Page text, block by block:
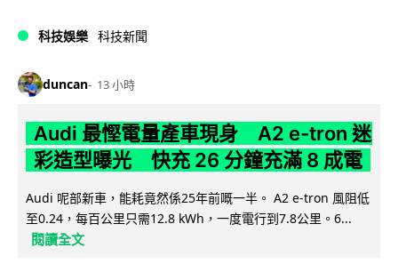
科技娛樂 科技新聞
duncan 13 小時
Audi 最慳電量產車現身 A2 e-tron 迷
彩造型曝光 快充 26 分鐘充滿 8 成電
Audi 呢部新車，能耗竟然係25年前嘅一半。 A2 e-tron 風阻低
至0.24，每百公里只需12.8 kWh，一度電行到7.8公里。6...
閱讀全文